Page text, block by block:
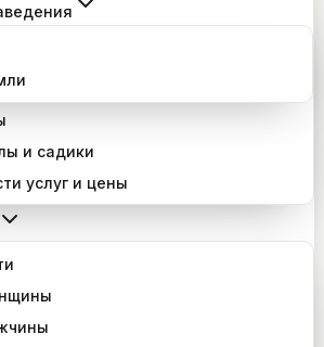
и садики
услуг и цены